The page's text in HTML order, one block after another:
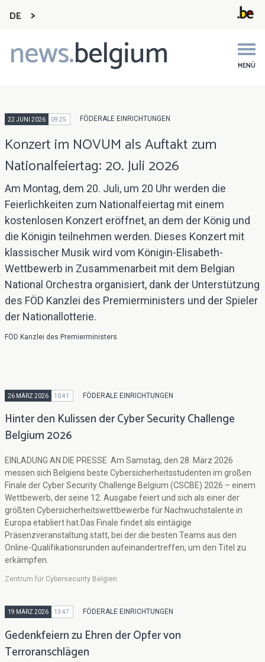
DE
news.belgium MENÜ
Main
navigation
22 JUNI 2026 09:25 FÖDERALE EINRICHTUNGEN
Konzert im NOVUM als Auftakt zum
Nationalfeiertag: 20. Juli 2026
Am Montag, dem 20. Juli, um 20 Uhr werden die
Feierlichkeiten zum Nationalfeiertag mit einem
kostenlosen Konzert eröffnet, an dem der König und
die Königin teilnehmen werden. Dieses Konzert mit
klassischer Musik wird vom Königin-Elisabeth-
Wettbewerb in Zusammenarbeit mit dem Belgian
National Orchestra organisiert, dank der Unterstützung
des FÖD Kanzlei des Premierministers und der Spieler
der Nationallotterie.
FÖD Kanzlei des Premierministers
26 MÄRZ 2026 10:41 FÖDERALE EINRICHTUNGEN
Hinter den Kulissen der Cyber Security Challenge
Belgium 2026
EINLADUNG AN DIE PRESSE Am Samstag, den 28. März 2026
messen sich Belgiens beste Cybersicherheitsstudenten im großen
Finale der Cyber Security Challenge Belgium (CSCBE) 2026 – einem
Wettbewerb, der seine 12. Ausgabe feiert und sich als einer der
größten Cybersicherheitswettbewerbe für Nachwuchstalente in
Europa etabliert hat.Das Finale findet als eintägige
Präsenzveranstaltung statt, bei der die besten Teams aus den
Online-Qualifikationsrunden aufeinandertreffen, um den Titel zu
erkämpfen.
Zentrum für Cybersecurity Belgien
19 MÄRZ 2026 13:47 FÖDERALE EINRICHTUNGEN
Gedenkfeiern zu Ehren der Opfer von
Terroranschlägen